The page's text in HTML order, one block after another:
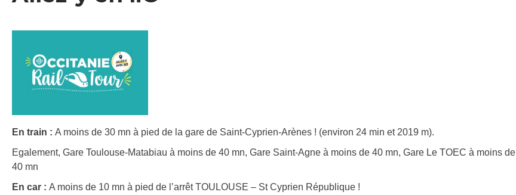
En train : A moins de 30 mn à pied de la gare de Saint-Cyprien-Arènes ! (environ 24 min et 2019 m).
Egalement, Gare Toulouse-Matabiau à moins de 40 mn, Gare Saint-Agne à moins de 40 mn, Gare Le TOEC à moins de
40 mn
En car : A moins de 10 mn à pied de l’arrêt TOULOUSE – St Cyprien République !